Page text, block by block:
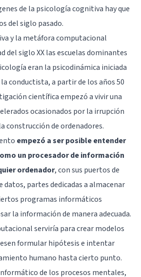
de la psicología cognitiva hay que
del siglo pasado.
y la metáfora computacional
del siglo XX las escuelas dominantes
eran la psicodinámica iniciada
conductista, a partir de los años 50
científica empezó a vivir una
ocasionados por la irrupción
construcción de ordenadores.
empezó a ser posible entender
un procesador de información
ordenador, con sus puertos de
datos, partes dedicadas a almacenar
programas informáticos
la información de manera adecuada.
serviría para crear modelos
formular hipótesis e intentar
humano hasta cierto punto.
de los procesos mentales,